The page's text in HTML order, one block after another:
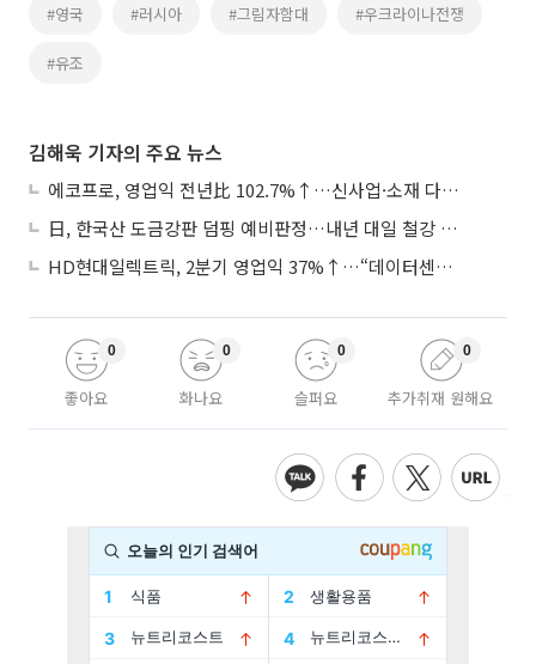
#영국 #러시아 #그림자함대 #우크라이나전쟁
#유조
김해욱 기자의 주요 뉴스
에코프로, 영업익 전년比 102.7%↑…신사업·소재 다각화 박차
日, 한국산 도금강판 덤핑 예비판정…내년 대일 철강 수출 ‘빨간불’
HD현대일렉트릭, 2분기 영업익 37%↑…“데이터센터 사업, 새로운 성장 축”
좋아요
0
화나요
0
슬퍼요
0
추가취재 원해요
0